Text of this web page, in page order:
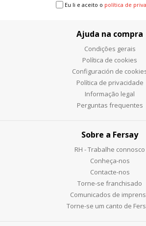
Eu li e aceito o política de
Ajuda na compra
Condições gerais
Política de cookies
Configuración de
Política de privacidade
Informação legal
Perguntas frequentes
Sobre a Fersay
RH - Trabalhe connosco
Conheça-nos
Contacte-nos
Torne-se franchisado
Comunicados de
Torne-se um canto de